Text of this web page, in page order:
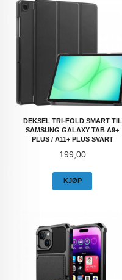
DEKSEL TRI-FOLD SMART TIL
SAMSUNG GALAXY TAB A9+
PLUS / A11+ PLUS SVART
Pris
199,00
KJØP